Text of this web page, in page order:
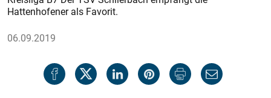
Hattenhofener als Favorit.
06.09.2019